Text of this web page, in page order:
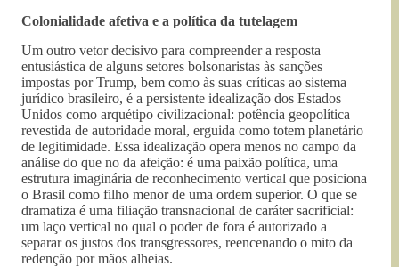
Colonialidade afetiva e a política da tutelagem
Um outro vetor decisivo para compreender a resposta
entusiástica de alguns setores bolsonaristas às sanções
impostas por Trump, bem como às suas críticas ao sistema
jurídico brasileiro, é a persistente idealização dos Estados
Unidos como arquétipo civilizacional: potência geopolítica
revestida de autoridade moral, erguida como totem planetário
de legitimidade. Essa idealização opera menos no campo da
análise do que no da afeição: é uma paixão política, uma
estrutura imaginária de reconhecimento vertical que posiciona
o Brasil como filho menor de uma ordem superior. O que se
dramatiza é uma filiação transnacional de caráter sacrificial:
um laço vertical no qual o poder de fora é autorizado a
separar os justos dos transgressores, reencenando o mito da
redenção por mãos alheias.